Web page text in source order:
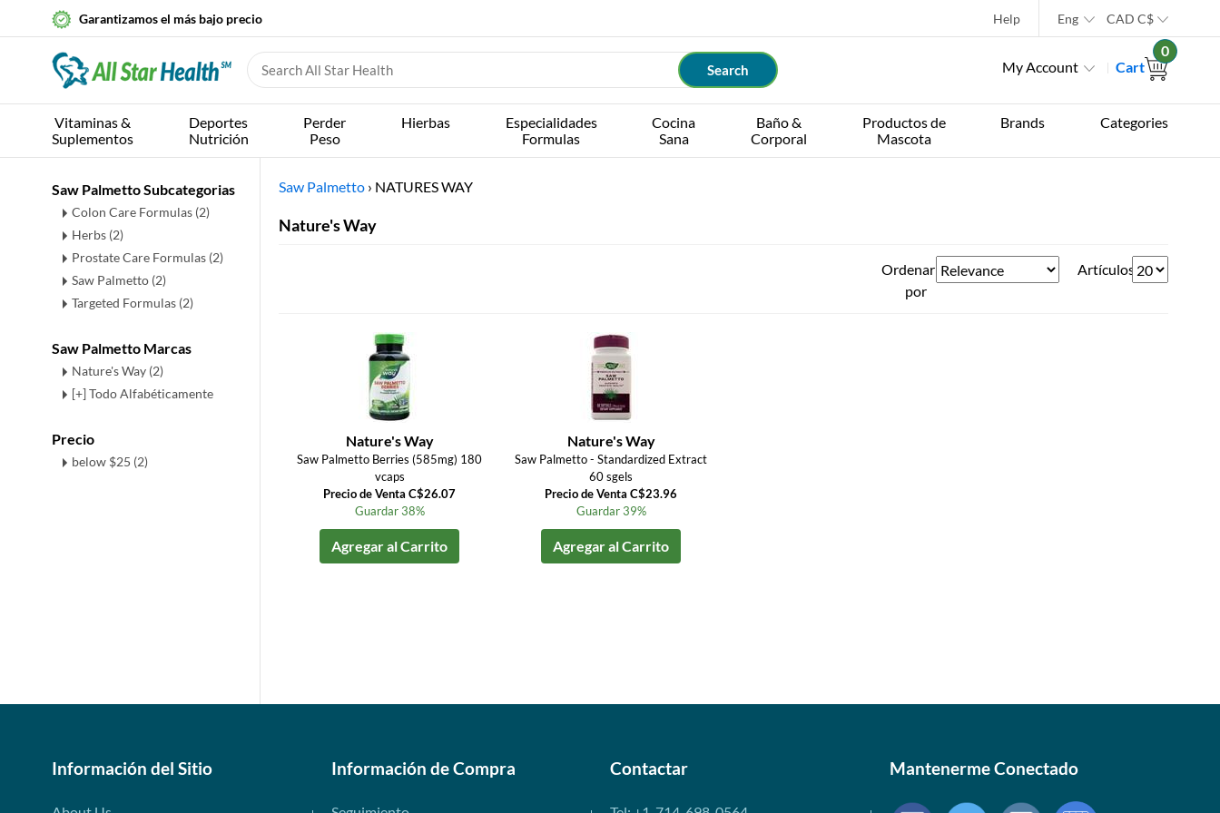
Garantizamos el más bajo precio Help Eng CAD C$
My Account Cart
0
Vitaminas &
Suplementos
Deportes
Nutrición
Perder
Peso
Hierbas
Especialidades
Formulas
Cocina
Sana
Baño &
Corporal
Productos de
Mascota
Brands Categories
Saw Palmetto Subcategorias
Colon Care Formulas (2)
Herbs (2)
Prostate Care Formulas (2)
Saw Palmetto (2)
Targeted Formulas (2)
Saw Palmetto Marcas
Nature's Way (2)
[+] Todo Alfabéticamente
Precio
below $25 (2)
Saw Palmetto › NATURES WAY
Nature's Way
Ordenar
por
Artículos
Nature's Way
Saw Palmetto Berries (585mg) 180
vcaps
Precio de Venta C$26.07
Guardar 38%
Agregar al Carrito
Nature's Way
Saw Palmetto - Standardized Extract
60 sgels
Precio de Venta C$23.96
Guardar 39%
Agregar al Carrito
Información del Sitio Información de Compra Contactar Mantenerme Conectado